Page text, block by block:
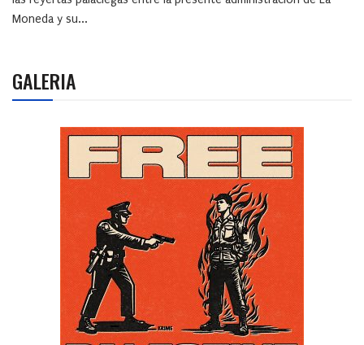
Moneda y su...
GALERIA